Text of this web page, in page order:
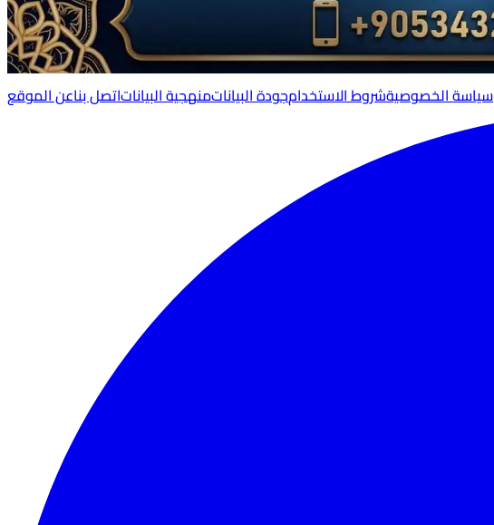
عن الموقعاتصل بنامنهجية البياناتجودة البياناتشروط الاستخدامسياسة الخصوصية